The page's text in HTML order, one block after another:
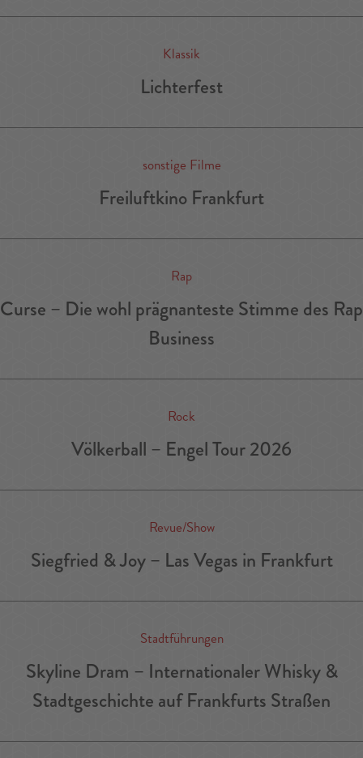
Klassik
Lichterfest
sonstige Filme
Freiluftkino Frankfurt
Rap
Curse – Die wohl prägnanteste Stimme des Rap
Business
Rock
Völkerball – Engel Tour 2026
Revue/Show
Siegfried & Joy – Las Vegas in Frankfurt
Stadtführungen
Skyline Dram – Internationaler Whisky &
Stadtgeschichte auf Frankfurts Straßen